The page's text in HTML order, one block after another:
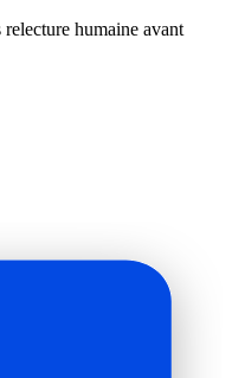
humaine avant